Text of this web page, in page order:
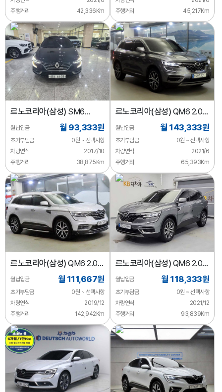
주행거리
42,336Km
주행거리
45,217Km
르노코리아(삼성) SM6
가솔린 2.0 GDe
월납입금 월 93,333원
초기부담금
0원 ~ 선택사항
차량연식
2017/10
주행거리
38,875Km
르노코리아(삼성) QM6 2.0
LPe RE 시그니처 2WD
월납입금 월 143,333원
초기부담금
0원 ~ 선택사항
차량연식
2021/6
주행거리
65,393Km
르노코리아(삼성) QM6 2.0
LPe RE 시그니처 2WD
월납입금 월 111,667원
초기부담금
0원 ~ 선택사항
차량연식
2019/12
주행거리
142,942Km
르노코리아(삼성) QM6 2.0
LPe LE 시그니처 2WD
월납입금 월 118,333원
초기부담금
0원 ~ 선택사항
차량연식
2021/12
주행거리
93,839Km